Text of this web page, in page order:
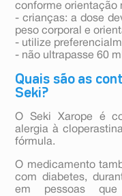
conforme orientação
- crianças: a dose
peso corporal e
- utilize
- não ultrapasse 60
Quais são as
Seki?
O Seki Xarope é
alergia à
fórmula.
O medicamento
com diabetes,
em pessoas que